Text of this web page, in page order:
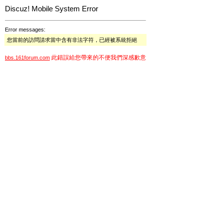
Discuz! Mobile System Error
Error messages:
您當前的訪問請求當中含有非法字符，已經被系統拒絕
bbs.161forum.com 此錯誤給您帶來的不便我們深感歉意